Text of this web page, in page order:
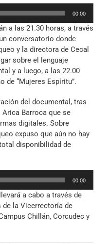
00:00
a las 21.30 horas, a través
conversatorio donde
y la directora de Cecal
sobre el lenguaje
y a luego, a las 22.00
de “Mujeres Espíritu”.
del documental, tras
Barroca que se
digitales. Sobre
expuso que aún no hay
disponibilidad de
00:00
a cabo a través de
de la Vicerrectoría de
Chillán, Corcudec y